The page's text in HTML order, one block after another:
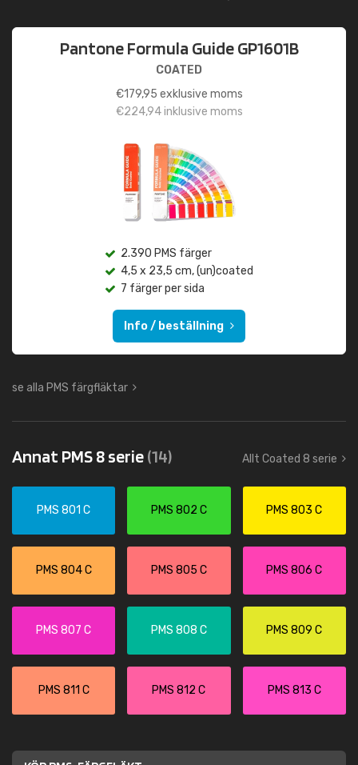
Pantone Formula Guide GP1601B
COATED
€179,95 exklusive moms
€224,94inklusive moms
2.390 PMS färger
4,5 x 23,5 cm, (un)coated
7 färger per sida
Info / beställning
se alla PMS färgfläktar
Annat PMS 8 serie(14) Allt Coated 8 serie
PMS 801 C PMS 802 C PMS 803 C
PMS 804 C PMS 805 C PMS 806 C
PMS 807 C PMS 808 C PMS 809 C
PMS 811 C PMS 812 C PMS 813 C